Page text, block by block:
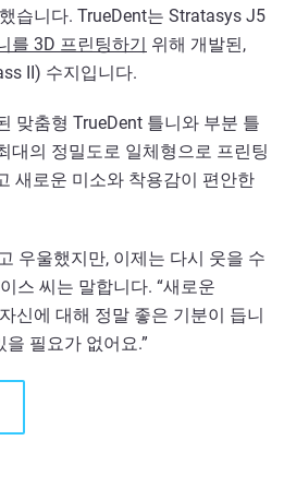
습니다. TrueDent는 Stratasys J5
를 3D 프린팅하기
위해 개발된,
II) 수지입니다.
맞춤형 TrueDent 틀니와 부분 틀
대의 정밀도로 일체형으로 프린팅
새로운 미소와 착용감이 편안한
우울했지만, 이제는 다시 웃을 수
스 씨는 말합니다. “새로운
신에 대해 정말 좋은 기분이 듭니
필요가 없어요.”